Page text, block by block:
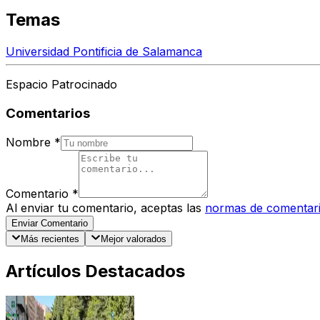
Temas
Universidad Pontificia de Salamanca
Espacio Patrocinado
Comentarios
Nombre *
Comentario *
Al enviar tu comentario, aceptas las normas de
Enviar Comentario
Más recientes
Mejor valorados
Artículos Destacados